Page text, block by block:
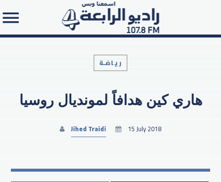
Search in the website:
رياضـة
هاري كين هدافاً لمونديال روسيا
Jihed Traidi 15 July 2018